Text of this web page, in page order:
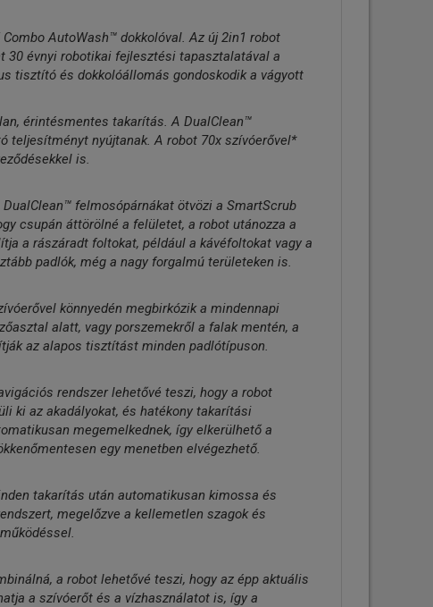
AutoWash™ dokkolóval. Az új 2in1 robot
évnyi robotikai fejlesztési tapasztalatával a
tisztító és dokkolóállomás gondoskodik a vágyott
érintésmentes takarítás. A DualClean™
teljesítményt nyújtanak. A robot 70x szívóerővel*
is.
felmosópárnákat ötvözi a SmartScrub
csupán áttörölné a felületet, a robot utánozza a
a rászáradt foltokat, például a kávéfoltokat vagy a
padlók, még a nagy forgalmú területeken is.
könnyedén megbirkózik a mindennapi
alatt, vagy porszemekről a falak mentén, a
az alapos tisztítást minden padlótípuson.
rendszer lehetővé teszi, hogy a robot
ki az akadályokat, és hatékony takarítási
megemelkednek, így elkerülhető a
egy menetben elvégezhető.
takarítás után automatikusan kimossa és
megelőzve a kellemetlen szagok és
a robot lehetővé teszi, hogy az épp aktuális
a szívóerőt és a vízhasználatot is, így a